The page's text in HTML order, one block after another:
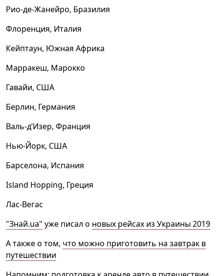
Рио-де-Жанейро, Бразилия
Флоренция, Италия
Кейптаун, Южная Африка
Марракеш, Марокко
Гавайи, США
Берлин, Германия
Валь-д’Изер, Франция
Нью-Йорк, США
Барселона, Испания
Island Hopping, Греция
Лас-Вегас
"Знай.ua" уже писал о новых рейсах из Украины 2019
А также о том, что можно приготовить на завтрак в
путешествии